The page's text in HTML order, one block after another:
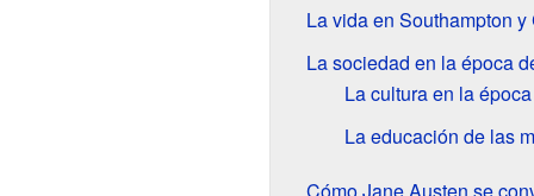
La vida en Southampton y
La sociedad en la época
La cultura en la
La educación de las